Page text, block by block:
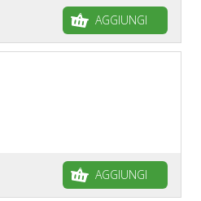
AGGIUNGI
AGGIUNGI